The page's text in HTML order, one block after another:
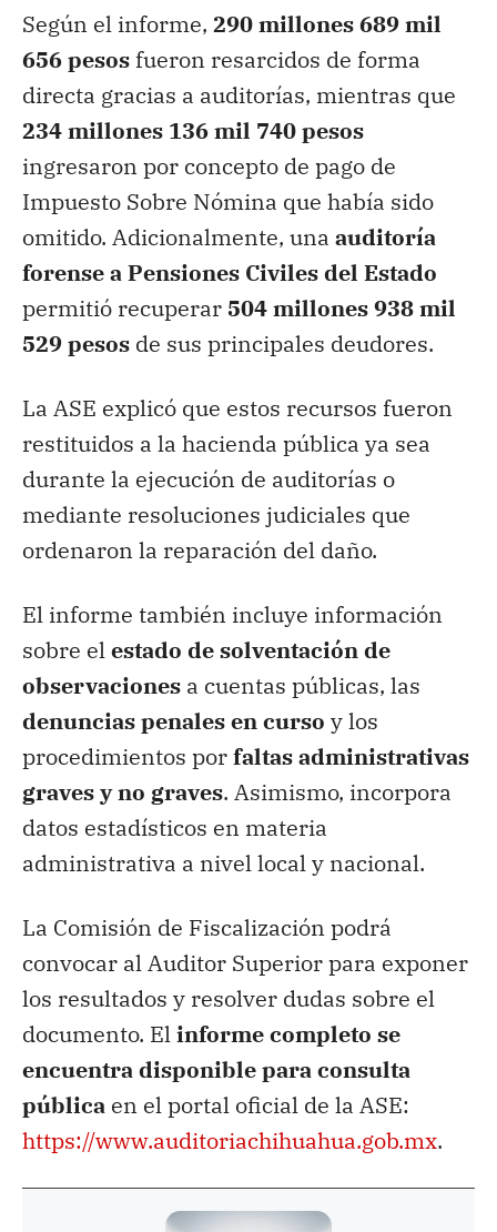
Según el informe, 290 millones 689 mil
656 pesos fueron resarcidos de forma
directa gracias a auditorías, mientras que
234 millones 136 mil 740 pesos
ingresaron por concepto de pago de
Impuesto Sobre Nómina que había sido
omitido. Adicionalmente, una auditoría
forense a Pensiones Civiles del Estado
permitió recuperar 504 millones 938 mil
529 pesos de sus principales deudores.
La ASE explicó que estos recursos fueron
restituidos a la hacienda pública ya sea
durante la ejecución de auditorías o
mediante resoluciones judiciales que
ordenaron la reparación del daño.
El informe también incluye información
sobre elestado de solventación de
observaciones a cuentas públicas, las
denuncias penales en curso y los
procedimientos porfaltas administrativas
graves y no graves. Asimismo, incorpora
datos estadísticos en materia
administrativa a nivel local y nacional.
La Comisión de Fiscalización podrá
convocar al Auditor Superior para exponer
los resultados y resolver dudas sobre el
documento. Elinforme completo se
encuentra disponible para consulta
pública en el portal oficial de la ASE:
https://www.auditoriachihuahua.gob.mx.